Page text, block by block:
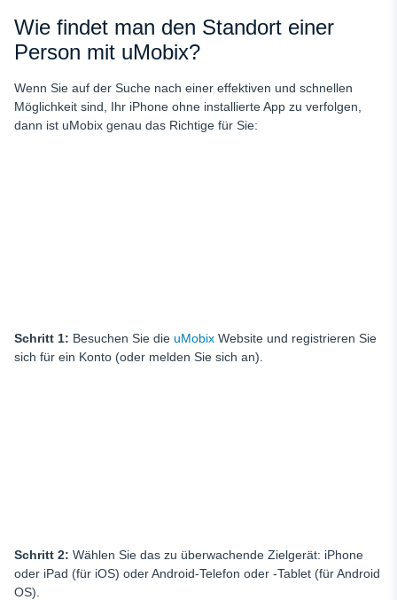
Wie findet man den Standort einer
Person mit uMobix?
Wenn Sie auf der Suche nach einer effektiven und schnellen
Möglichkeit sind, Ihr iPhone ohne installierte App zu verfolgen,
dann ist uMobix genau das Richtige für Sie:
Schritt 1: Besuchen Sie die uMobix Website und registrieren Sie
sich für ein Konto (oder melden Sie sich an).
Schritt 2: Wählen Sie das zu überwachende Zielgerät: iPhone
oder iPad (für iOS) oder Android-Telefon oder -Tablet (für Android
OS).